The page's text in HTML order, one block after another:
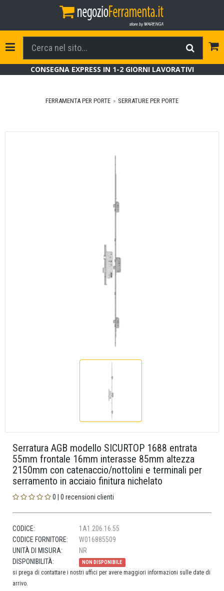
Toggle Navigation
CONSEGNA EXPRESS IN 1-2 GIORNI LAVORATIVI
FERRAMENTA PER PORTE SERRATURE PER PORTE
Serratura AGB modello SICURTOP 1688 entrata
55mm frontale 16mm interasse 85mm altezza
2150mm con catenaccio/nottolini e terminali per
serramento in acciaio finitura nichelato
0 | 0 recensioni clienti
CODICE:
1A1.206.16.55
CODICE FORNITORE:
W016885509
UNITÀ DI MISURA:
NR
DISPONIBILITÀ:
NON DISPONIBILE
si prega di contattare i nostri uffici per avere maggiori informazioni sulle date di
arrivo.